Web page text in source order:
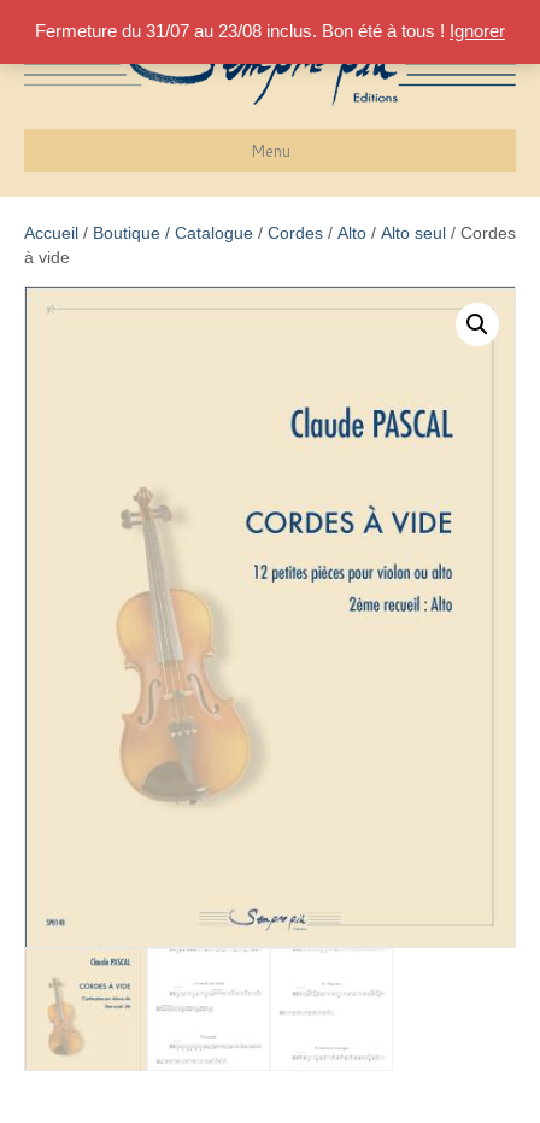
Fermeture du 31/07 au 23/08 inclus. Bon été à tous ! Ignorer
Menu
Accueil / Boutique / Catalogue / Cordes / Alto / Alto seul / Cordes
à vide